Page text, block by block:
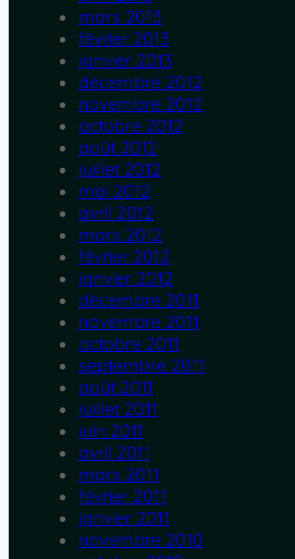
mars 2013
février 2013
janvier 2013
décembre 2012
novembre 2012
octobre 2012
août 2012
juillet 2012
mai 2012
avril 2012
mars 2012
février 2012
janvier 2012
décembre 2011
novembre 2011
octobre 2011
septembre 2011
août 2011
juillet 2011
juin 2011
avril 2011
mars 2011
février 2011
janvier 2011
novembre 2010